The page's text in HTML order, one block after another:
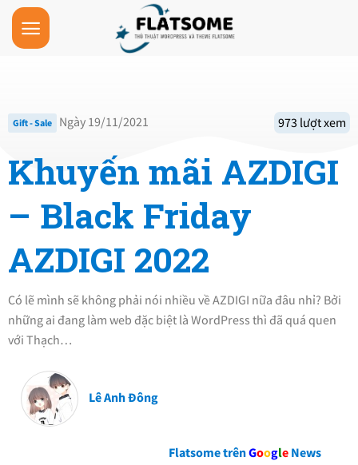
Skip
content
Gift - Sale Ngày 19/11/2021 973 lượt xem
Khuyến mãi AZDIGI
– Black Friday
AZDIGI 2022
Có lẽ mình sẽ không phải nói nhiều về AZDIGI nữa đâu nhỉ? Bởi
những ai đang làm web đặc biệt là WordPress thì đã quá quen
với Thạch…
Lê Anh Đông
Flatsome trênGoogle News